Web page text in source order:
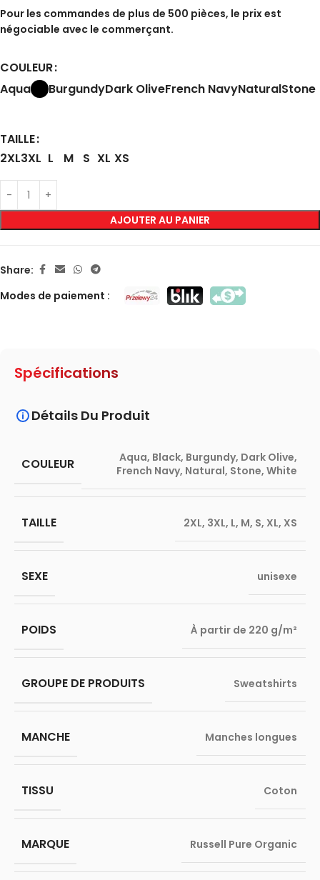
Pour les commandes de plus de 500 pièces, le prix est
négociable avec le commerçant.
COULEUR
Aqua
BurgundyDark OliveFrench NavyNaturalStone
TAILLE
2XL3XL L M S XL XS
AJOUTER AU PANIER
Share:
Modes de paiement :
Spécifications
Détails Du Produit
COULEUR Aqua, Black, Burgundy, Dark Olive,
French Navy, Natural, Stone, White
TAILLE 2XL, 3XL, L, M, S, XL, XS
SEXE unisexe
POIDS À partir de 220 g/m²
GROUPE DE PRODUITS Sweatshirts
MANCHE Manches longues
TISSU Coton
MARQUE Russell Pure Organic